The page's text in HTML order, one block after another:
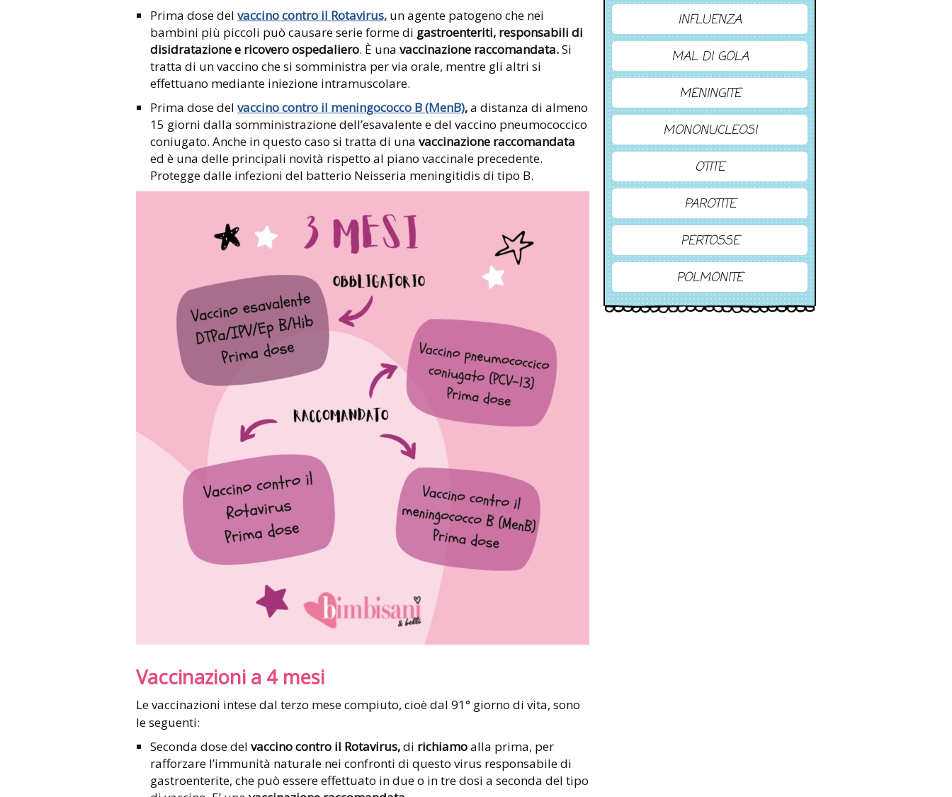
Prima dose del vaccino contro il Rotavirus, un agente patogeno che nei
bambini più piccoli può causare serie forme di gastroenteriti, responsabili di
disidratazione e ricovero ospedaliero. È una vaccinazione raccomandata.Si
tratta di un vaccino che si somministra per via orale, mentre gli altri si
effettuano mediante iniezione intramuscolare.
Prima dose del vaccino contro il meningococco B (MenB),a distanza di almeno
15 giorni dalla somministrazione dell’esavalente e del vaccino pneumococcico
coniugato. Anche in questo caso si tratta di una vaccinazione raccomandata
ed è una delle principali novità rispetto al piano vaccinale precedente.
Protegge dalle infezioni del batterio Neisseria meningitidis di tipo B.
Vaccinazioni a 4 mesi
Le vaccinazioni intese dal terzo mese compiuto, cioè dal 91° giorno di vita, sono
le seguenti:
Seconda dose del vaccino contro il Rotavirus,di richiamoalla prima, per
rafforzare l’immunità naturale nei confronti di questo virus responsabile di
gastroenterite, che può essere effettuato in due o in tre dosi a seconda del tipo
INFLUENZA
MAL DI GOLA
MENINGITE
MONONUCLEOSI
OTITE
PAROTITE
PERTOSSE
POLMONITE